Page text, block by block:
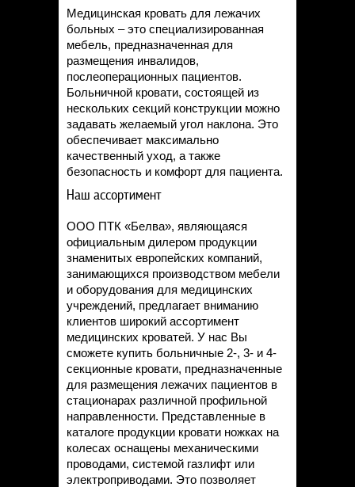
Медицинская кровать для лежачих
больных – это специализированная
мебель, предназначенная для
размещения инвалидов,
послеоперационных пациентов.
Больничной кровати, состоящей из
нескольких секций конструкции можно
задавать желаемый угол наклона. Это
обеспечивает максимально
качественный уход, а также
безопасность и комфорт для пациента.
Наш ассортимент
ООО ПТК «Белва», являющаяся
официальным дилером продукции
знаменитых европейских компаний,
занимающихся производством мебели
и оборудования для медицинских
учреждений, предлагает вниманию
клиентов широкий ассортимент
медицинских кроватей. У нас Вы
сможете купить больничные 2-, 3- и 4-
секционные кровати, предназначенные
для размещения лежачих пациентов в
стационарах различной профильной
направленности. Представленные в
каталоге продукции кровати ножках на
колесах оснащены механическими
проводами, системой газлифт или
электроприводами. Это позволяет